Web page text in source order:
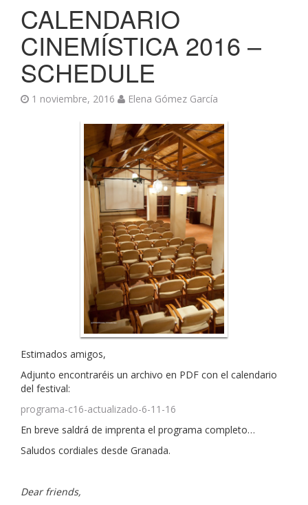
CALENDARIO
CINEMÍSTICA 2016 –
SCHEDULE
1 noviembre, 2016 Elena Gómez García
Estimados amigos,
Adjunto encontraréis un archivo en PDF con el calendario
del festival:
programa-c16-actualizado-6-11-16
En breve saldrá de imprenta el programa completo…
Saludos cordiales desde Granada.
Dear friends,